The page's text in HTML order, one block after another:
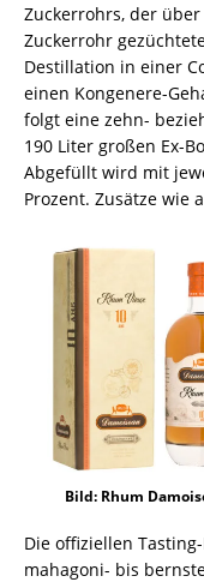
Zuckerrohrs, der
Zuckerrohr
Destillation in einer
einen Kongenere-
folgt eine zehn-
190 Liter großen Ex-
Abgefüllt wird mit
Prozent. Zusätze wie
Bild: Rhum
Die offiziellen
mahagoni- bis